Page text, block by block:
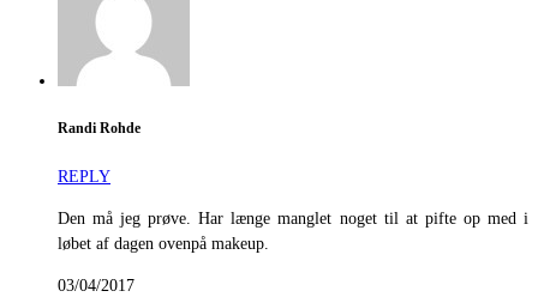
Randi Rohde
REPLY
Den må jeg prøve. Har længe manglet noget til at pifte op med i
løbet af dagen ovenpå makeup.
03/04/2017